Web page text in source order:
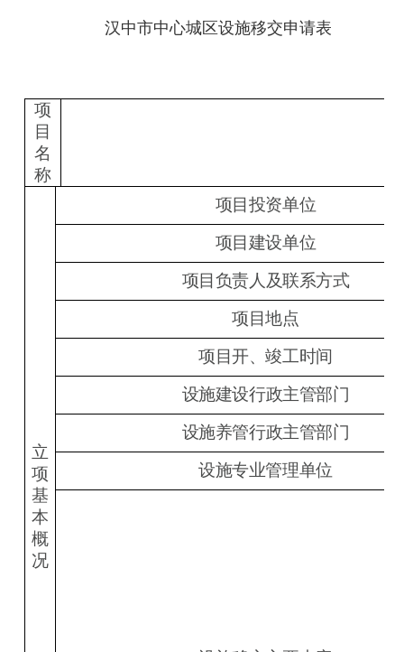
汉中市中心城区设施移交申请表
项
目
名
称
立
项
基
本
概
况
项目投资单位
项目建设单位
项目负责人及联系方式
项目地点
项目开、竣工时间
设施建设行政主管部门
设施养管行政主管部门
设施专业管理单位